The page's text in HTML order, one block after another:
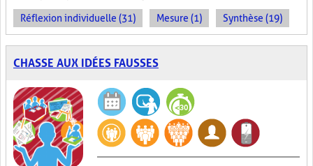
Réflexion individuelle (31) Mesure (1) Synthèse (19)
CHASSE AUX IDÉES FAUSSES